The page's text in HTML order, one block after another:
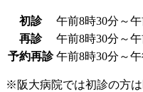
初診
午前8時30分～
再診
午前8時30分～
予約再診 午前8時30分～
※阪大病院では初診の方は